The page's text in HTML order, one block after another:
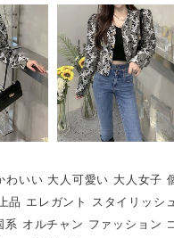
いい 大人可愛い 大人女子
品 エレガント スタイリッ
オルチャン ファッション